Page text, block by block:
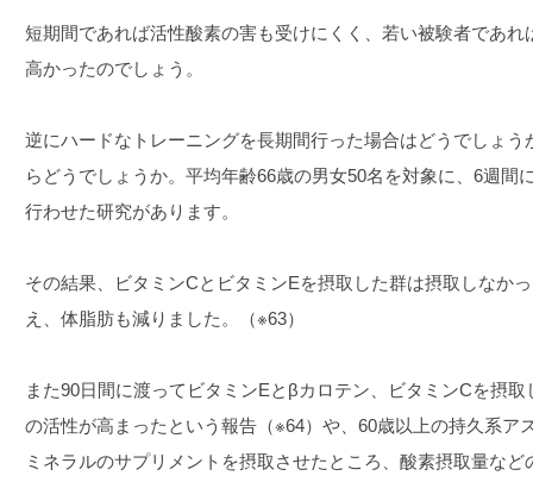
短期間であれば活性酸素の害も受けにくく、若い被験者であ
高かったのでしょう。
逆にハードなトレーニングを長期間行った場合はどうでしょ
らどうでしょうか。平均年齢66歳の男女50名を対象に、6週間
行わせた研究があります。
その結果、ビタミンCとビタミンEを摂取した群は摂取しなか
え、体脂肪も減りました。（※63）
また90日間に渡ってビタミンEとβカロテン、ビタミンCを摂
の活性が高まったという報告（※64）や、60歳以上の持久系ア
ミネラルのサプリメントを摂取させたところ、酸素摂取量な